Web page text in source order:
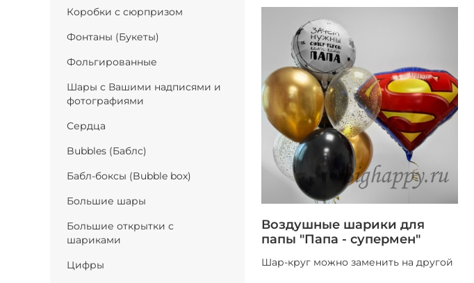
Коробки с сюрпризом
Фонтаны (Букеты)
Фольгированные
Шары с Вашими надписями и
фотографиями
Сердца
Bubbles (Баблс)
Бабл-боксы (Bubble box)
Большие шары
Большие открытки с
шариками
Цифры
Воздушные шарики для
папы "Папа - супермен"
Шар-круг можно заменить на другой